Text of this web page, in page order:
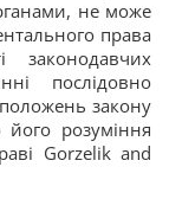
не може
права
законодавчих
послідовно
закону
його розуміння
Gorzelik and